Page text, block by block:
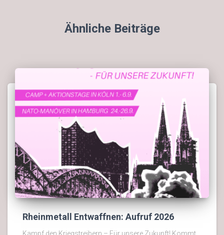
Ähnliche Beiträge
Rheinmetall Entwaffnen: Aufruf 2026
Kampf den Kriegstreibern – Für unsere Zukunft! Kommt